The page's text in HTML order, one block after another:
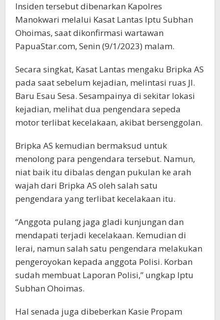
Insiden tersebut dibenarkan Kapolres
Manokwari melalui Kasat Lantas Iptu Subhan
Ohoimas, saat dikonfirmasi wartawan
PapuaStar.com, Senin (9/1/2023) malam.
Secara singkat, Kasat Lantas mengaku Bripka AS
pada saat sebelum kejadian, melintasi ruas Jl.
Baru Esau Sesa. Sesampainya di sekitar lokasi
kejadian, melihat dua pengendara sepeda
motor terlibat kecelakaan, akibat bersenggolan.
Bripka AS kemudian bermaksud untuk
menolong para pengendara tersebut. Namun,
niat baik itu dibalas dengan pukulan ke arah
wajah dari Bripka AS oleh salah satu
pengendara yang terlibat kecelakaan itu.
“Anggota pulang jaga gladi kunjungan dan
mendapati terjadi kecelakaan. Kemudian di
lerai, namun salah satu pengendara melakukan
pengeroyokan kepada anggota Polisi. Korban
sudah membuat Laporan Polisi,” ungkap Iptu
Subhan Ohoimas.
Hal senada juga dibeberkan Kasie Propam